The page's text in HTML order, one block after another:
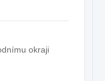
okraji